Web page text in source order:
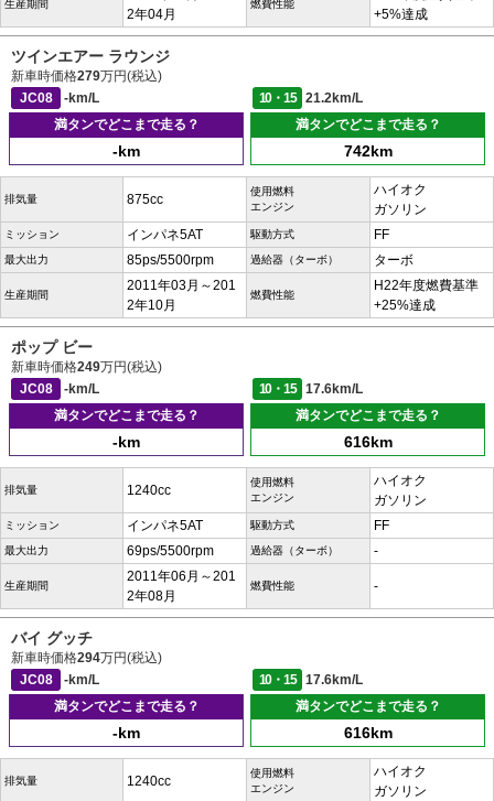
生産期間
2年04月
燃費性能
+5%達成
ツインエアー ラウンジ
新車時価格279万円(税込)
JC08
-km/L 10・15
21.2km/L
満タンでどこまで走る？
-km
満タンでどこまで走る？
742km
排気量 875cc
使用燃料
エンジン
ハイオク
ガソリン
ミッション インパネ5AT 駆動方式 FF
最大出力 85ps/5500rpm 過給器（ターボ） ターボ
生産期間
2011年03月～201
2年10月
燃費性能
H22年度燃費基準
+25%達成
ポップ ビー
新車時価格249万円(税込)
JC08
-km/L 10・15
17.6km/L
満タンでどこまで走る？
-km
満タンでどこまで走る？
616km
排気量 1240cc
使用燃料
エンジン
ハイオク
ガソリン
ミッション インパネ5AT 駆動方式 FF
最大出力 69ps/5500rpm 過給器（ターボ） -
生産期間
2011年06月～201
2年08月
燃費性能 -
バイ グッチ
新車時価格294万円(税込)
JC08
-km/L 10・15
17.6km/L
満タンでどこまで走る？
-km
満タンでどこまで走る？
616km
排気量 1240cc
使用燃料
エンジン
ハイオク
ガソリン